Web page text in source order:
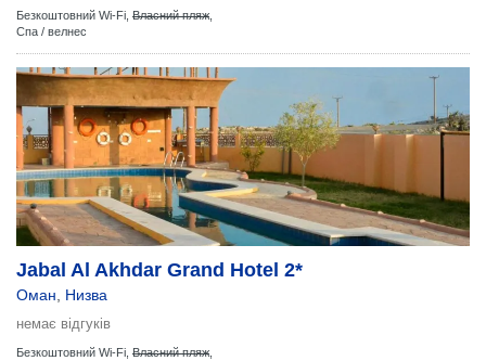
Безкоштовний Wi-Fi, Власний пляж
Спа / велнес
Jabal Al Akhdar Grand Hotel 2*
Оман Низва
немає відгуків
Безкоштовний Wi-Fi, Власний пляж